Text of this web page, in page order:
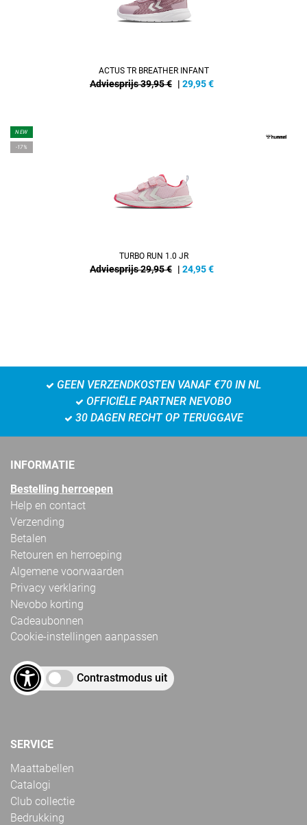
ACTUS TR BREATHER INFANT
Adviesprijs 39,95 € | 29,95€
NEW
-17%
TURBO RUN 1.0 JR
Adviesprijs 29,95 € | 24,95€
GEEN VERZENDKOSTEN VANAF €70 IN NL
OFFICIËLE PARTNER NEVOBO
30 DAGEN RECHT OP TERUGGAVE
INFORMATIE
Bestelling herroepen
Help en contact
Verzending
Betalen
Retouren en herroeping
Algemene voorwaarden
Privacy verklaring
Nevobo korting
Cadeaubonnen
Cookie-instellingen aanpassen
Contrastmodus uit
SERVICE
Maattabellen
Catalogi
Club collectie
Bedrukking